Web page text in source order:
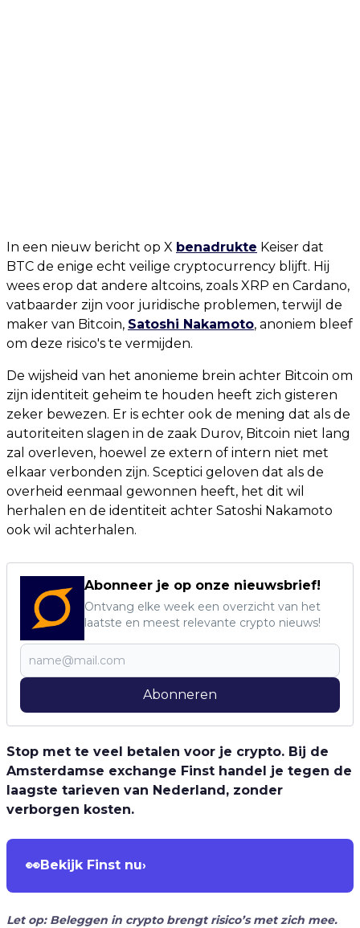
In een nieuw bericht op X benadrukte Keiser dat
BTC de enige echt veilige cryptocurrency blijft. Hij
wees erop dat andere altcoins, zoals XRP en Cardano,
vatbaarder zijn voor juridische problemen, terwijl de
maker van Bitcoin, Satoshi Nakamoto, anoniem bleef
om deze risico's te vermijden.
De wijsheid van het anonieme brein achter Bitcoin om
zijn identiteit geheim te houden heeft zich gisteren
zeker bewezen. Er is echter ook de mening dat als de
autoriteiten slagen in de zaak Durov, Bitcoin niet lang
zal overleven, hoewel ze extern of intern niet met
elkaar verbonden zijn. Sceptici geloven dat als de
overheid eenmaal gewonnen heeft, het dit wil
herhalen en de identiteit achter Satoshi Nakamoto
ook wil achterhalen.
Abonneer je op onze nieuwsbrief!
Ontvang elke week een overzicht van het
laatste en meest relevante crypto nieuws!
Abonneren
Stop met te veel betalen voor je crypto. Bij de
Amsterdamse exchange Finst handel je tegen de
laagste tarieven van Nederland, zonder
verborgen kosten.
👀Bekijk Finst nu›
Let op: Beleggen in crypto brengt risico’s met zich mee.